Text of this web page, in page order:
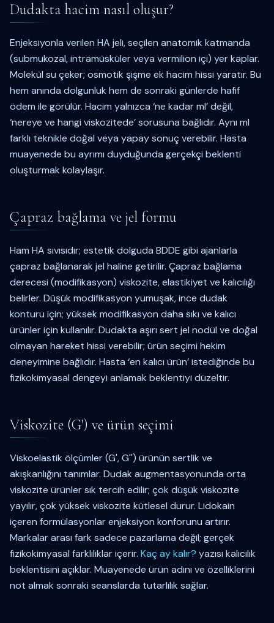
Dudakta hacim nasıl oluşur?
Enjeksiyonla verilen HA jeli, seçilen anatomik katmanda
(submukozal, intramüsküler veya vermilion içi) yer kaplar.
Molekül su çeker; osmotik şişme ek hacim hissi yaratır. Bu
hem anında dolgunluk hem de sonraki günlerde hafif
ödem ile görülür. Hacim yalnızca ‘ne kadar ml’ değil,
‘nereye ve hangi viskozitede’ sorusuna bağlıdır. Aynı ml
farklı teknikle doğal veya yapay sonuç verebilir. Hasta
muayenede bu ayrımı duyduğunda gerçekçi beklenti
oluşturmak kolaylaşır.
Çapraz bağlama ve jel formu
Ham HA sıvısıdır; estetik dolguda BDDE gibi ajanlarla
çapraz bağlanarak jel haline getirilir. Çapraz bağlama
derecesi (modifikasyon) viskozite, elastikiyet ve kalıcılığı
belirler. Düşük modifikasyon yumuşak, ince dudak
konturu için; yüksek modifikasyon daha sıkı ve kalıcı
ürünler için kullanılır. Dudakta aşırı sert jel nodül ve doğal
olmayan hareket hissi verebilir; ürün seçimi hekim
deneyimine bağlıdır. Hasta ‘en kalıcı ürün’ istediğinde bu
fizikokimyasal dengeyi anlamak beklentiyi düzeltir.
Viskozite (G') ve ürün seçimi
Viskoelastik ölçümler (G', G'') ürünün sertlik ve
akışkanlığını tanımlar. Dudak augmentasyonunda orta
viskozite ürünler sık tercih edilir; çok düşük viskozite
yayılır, çok yüksek viskozite kütlesel durur. Lidokain
içeren formülasyonlar enjeksiyon konforunu artırır.
Markalar arası fark sadece pazarlama değil; gerçek
fizikokimyasal farklılıklar içerir. Kaç ay kalır? yazısı kalıcılık
beklentisini açıklar. Muayenede ürün adını ve özelliklerini
not almak sonraki seanslarda tutarlılık sağlar.